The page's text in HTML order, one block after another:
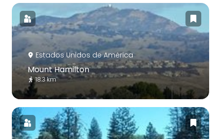
Estados Unidos de América
Mount Hamilton
18.3 km